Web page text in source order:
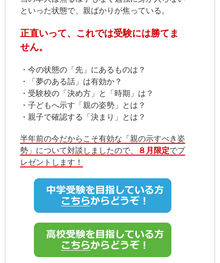
といった状態で、親ばかりが焦っている。
正直いって、これでは受験には勝てま
せん。
・今の状態の「先」にあるものは？
・「夢のある話」は有効か？
・受験校の「決め方」と「時期」は？
・子どもへ示す「親の姿勢」とは？
・親子で確認する「決まり」とは？
半年前の今だからこそ有効な「親の示すべき姿
勢」について対談しましたので、
８月限定でプ
レゼントします！